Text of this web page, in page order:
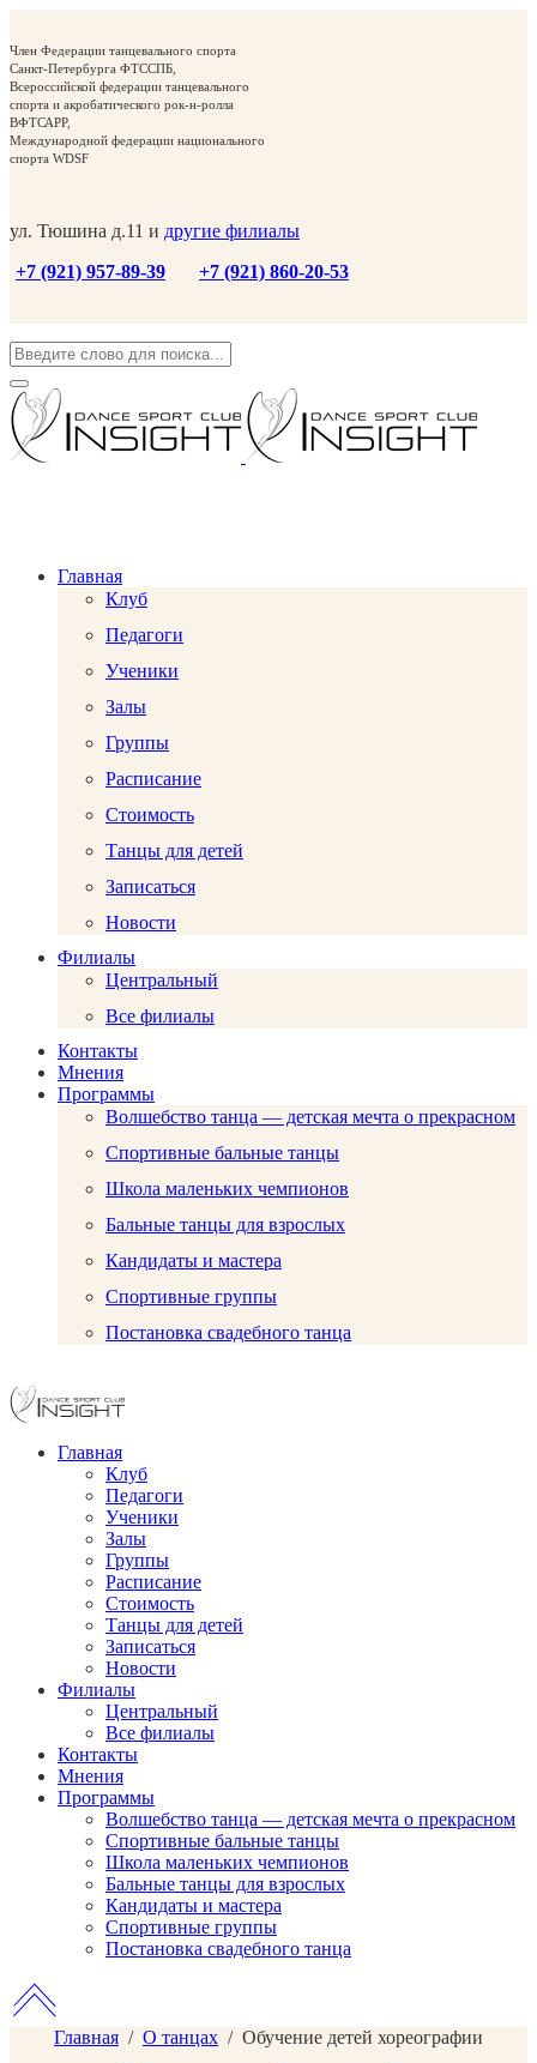
Член Федерации танцевального спорта
Санкт-Петербурга ФТССПБ,
Всероссийской федерации танцевального
спорта и акробатического рок-н-ролла
ВФТСАРР,
Международной федерации национального
спорта WDSF
ул. Тюшина д.11 и другие филиалы
+7 (921) 957-89-39
+7 (921) 860-20-53
Главная
Клуб
Педагоги
Ученики
Залы
Группы
Расписание
Стоимость
Танцы для детей
Записаться
Новости
Филиалы
Центральный
Все филиалы
Контакты
Мнения
Программы
Волшебство танца — детская мечта о прекрасном
Спортивные бальные танцы
Школа маленьких чемпионов
Бальные танцы для взрослых
Кандидаты и мастера
Спортивные группы
Постановка свадебного танца
Главная
Клуб
Педагоги
Ученики
Залы
Группы
Расписание
Стоимость
Танцы для детей
Записаться
Новости
Филиалы
Центральный
Все филиалы
Контакты
Мнения
Программы
Волшебство танца — детская мечта о прекрасном
Спортивные бальные танцы
Школа маленьких чемпионов
Бальные танцы для взрослых
Кандидаты и мастера
Спортивные группы
Постановка свадебного танца
Главная / О танцах / Обучение детей хореографии